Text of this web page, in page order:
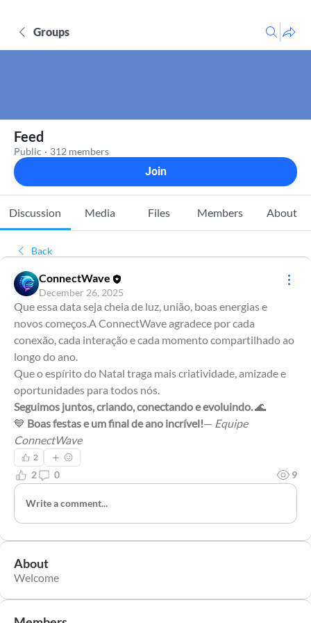
Groups
Feed
Public · 312 members
Join
Discussion Media Files Members About
Back
ConnectWave
December 26, 2025
Que essa data seja cheia de luz, união, boas energias e
novos começos.A ConnectWave agradece por cada
conexão, cada interação e cada momento compartilhado ao
longo do ano.
Que o espírito do Natal traga mais criatividade, amizade e
oportunidades para todos nós.
Seguimos juntos, criando, conectando e evoluindo. 🌊
💙 Boas festas e um final de ano incrível!— Equipe
ConnectWave
2
2 0 9
Write a comment...
About
Welcome